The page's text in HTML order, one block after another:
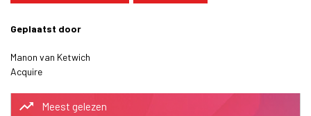
Geplaatst door
Manon van Ketwich
Acquire
trending_up Meest gelezen